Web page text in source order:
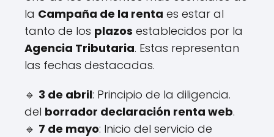
la Campaña de la renta es estar al
tanto de los plazos establecidos por la
Agencia Tributaria. Estas representan
las fechas destacadas.
🔹 3 de abril: Principio de la diligencia.
del borrador declaración renta web.
🔹 7 de mayo: Inicio del servicio de